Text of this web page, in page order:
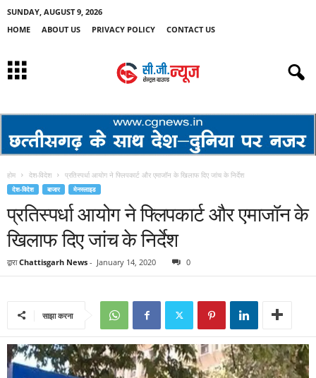
SUNDAY, AUGUST 9, 2026
HOME
ABOUT US PRIVACY POLICY CONTACT US
होम देश-विदेश प्रतिस्पर्धा आयोग ने फ्लिपकार्ट और एमाजॉन के खिलाफ दिए जांच के निर्देश
देश-विदेश बाजार मेनस्लाइड
प्रतिस्पर्धा आयोग ने फ्लिपकार्ट और एमाजॉन के
खिलाफ दिए जांच के निर्देश
द्वारा Chattisgarh News - January 14, 2020 0
साझा करना